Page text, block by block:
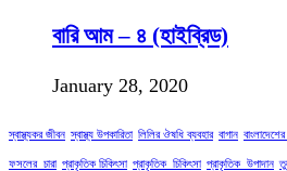
বারি আম – ৪ (হাইব্রিড)
January 28, 2020
স্বাস্থ্যকর জীবন স্বাস্থ্য উপকারিতা লিলির ঔষধি ব্যবহার বাগান
ফসলের_চারা প্রাকৃতিক চিকিৎসা প্রাকৃতিক_চিকিৎসা প্রাকৃতিক_উপাদান